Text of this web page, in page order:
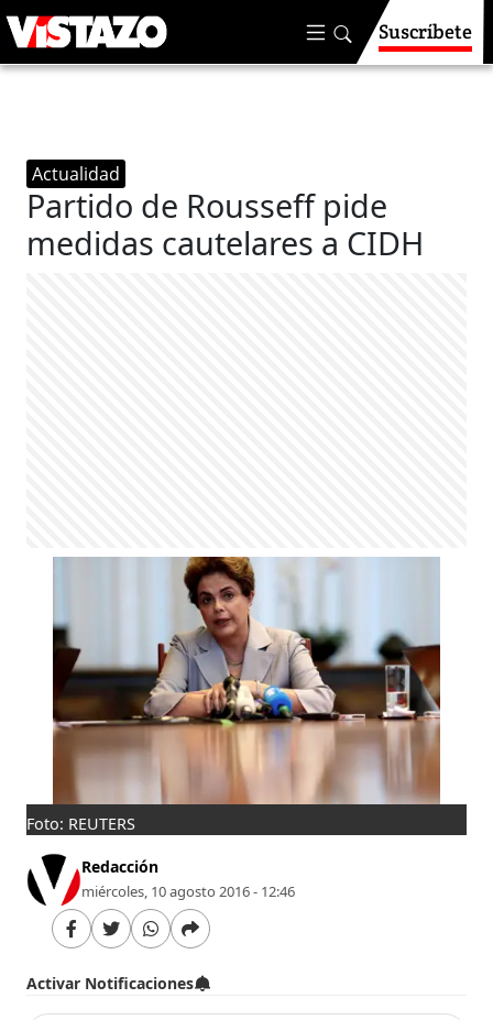
Suscríbete
Actualidad
Partido de Rousseff pide
medidas cautelares a CIDH
Foto: REUTERS
Redacción
miércoles, 10 agosto 2016 - 12:46
Activar Notificaciones